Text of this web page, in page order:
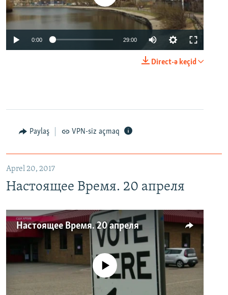
0:00 29:00
Direct-ə keçid
Paylaş VPN-siz açmaq
Aprel 20, 2017
Настоящее Время. 20 апреля
Настоящее Время. 20 апреля
No media source currently available